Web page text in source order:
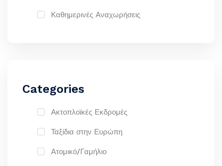
Καθημερινές Αναχωρήσεις
Categories
Ακτοπλοϊκές Εκδρομές
Ταξίδια στην Ευρώπη
Ατομικό/Γαμήλιο